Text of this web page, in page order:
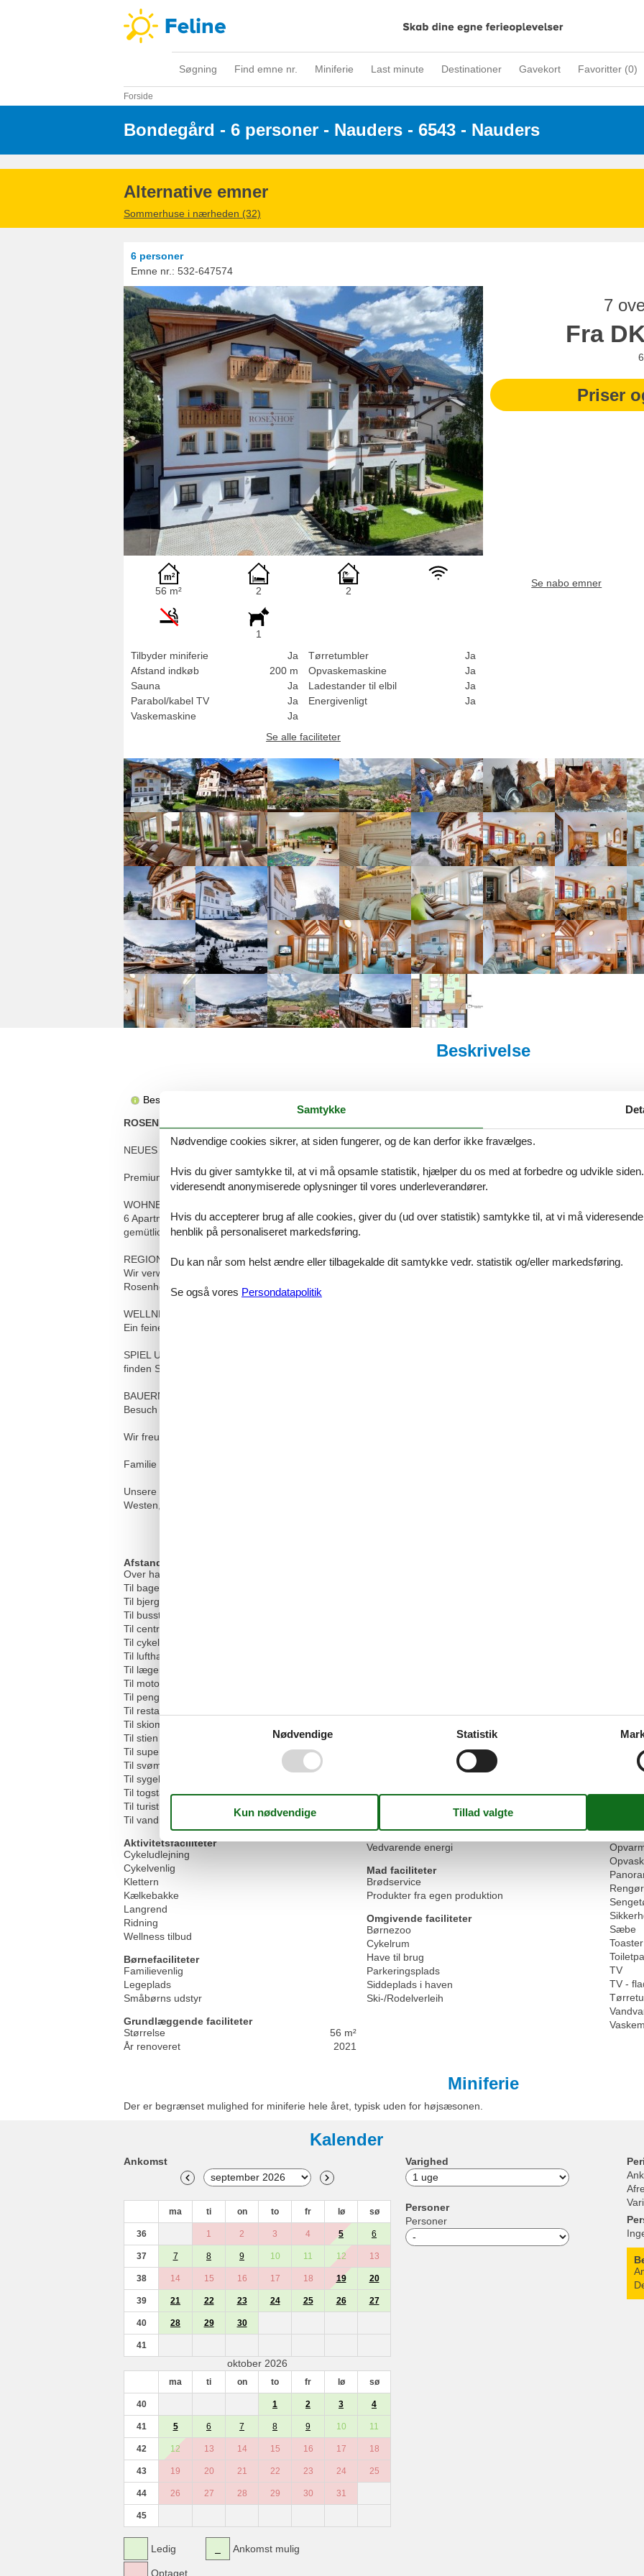
Søgning Find emne nr. Miniferie Last minute Destinationer Gavekort Favoritter (0)
Forside
Bondegård - 6 personer - Nauders - 6543 - Nauders
Alternative emner
Sommerhuse i nærheden (32)
6 personer
Emne nr.: 532-647574
7
Fra
6
Priser
56 m² 2 2
1
Tilbyder miniferie
Ja
Afstand indkøb
200 m
Sauna
Ja
Parabol/kabel TV
Ja
Vaskemaskine
Ja
Tørretumbler
Ja
Opvaskemaskine
Ja
Ladestander til elbil
Ja
Energivenligt
Ja
Se alle faciliteter
Se nabo emner
Beskrivelse
Beskrivelsen foreligger desværre ikke på Dansk. Se teksten på Tysk nedenfor, eller se den maskinoversatte
ROSENHOF Apartments & Wellness & Bauernhof, Ferienwohnung Edelweiss
NEUES URLAUBSGEFÜHL AM ROSENHOF seit Dezember 2021
Premium-Apartments & Landhaus Apartments & Erlebnisbauernhof & Wellness
WOHNEN:
6 Apartments strahlen seit Dezember 2021 im neuen Glanz mit wohnlichen Böden und Möblen aus heimischen
gemütlichen Landhausstil unter dem Fichtenholzdachstuhl zum Urlauben ein.
REGIONALER GENUSS:
Wir verwöhnen Sie vom einfachen Brötchenserive, über die Genussecke bis zum individuell befüllten
Rosenhof und Partnerbauernhöfen aus der Region.
WELLNESS:
Ein feiner Wohlfühlbereich mit Sauna, Infrarotkabine, Teebar, Panoramaruheraum mit Entspannungsliegen und
SPIEL UND SPASS UND RAUM FÜR GESELLIGKEIT
finden Sie im Spielzimmer, auf der Spielwiese und im Rosenhof-Stüberl.
BAUERNHOFERLEBNISSE für Groß und Klein:
Besuch der Kühe und Kälber im Stall, Kaninchen und Hühner füttern, die Katzen streicheln und im Sommer Pony
Wir freuen uns auf Sie.
Familie Elmar und Martina Monz
Unsere neuerbaute Ferienwohnung Edelweiss im Dachgeschoss ist gemütlich und komfortabel eingerichtet und
Westen, Osten und Süden und Rundumpanorama auf die Berge!
Afstande
Over havniveau
Til bageren
Til bjergbanen/svævebanen
Til busstoppestedet
Til centrum
Til cykelstien
Til lufthavnen
Til lægen
Til motorvejen
Til pengeautomaten/banken
Til restauranten
Til skiområdet
Til stien
1,5 km
Til supermarkedet
Til svømme-/sjovpoolen
Til sygehuset/klinikken
Til togstationen
42 km
Til turistinformationen
Til vandrestien
Aktivitetsfaciliteter
Cykeludlejning
Cykelvenlig
Klettern
Kælkebakke
Langrend
Ridning
Wellness tilbud
Børnefaciliteter
Familievenlig
Legeplads
Småbørns udstyr
Grundlæggende faciliteter
Størrelse
56 m²
År renoveret
2021
Skidepot
Vandrer venlig
Vedvarende energi
Mad faciliteter
Brødservice
Produkter fra egen produktion
Omgivende faciliteter
Børnezoo
Cykelrum
Have til brug
Parkeringsplads
Siddeplads i haven
Ski-/Rodelverleih
Ikke-
Kabel/
Sæbe
Toaster
TV
TV -
Miniferie
Der er begrænset mulighed for miniferie hele året, typisk uden for højsæsonen.
Kalender
Ankomst
ma ti on to fr lø sø
36 1 2 3 4 5 6
37 7 8 9 10 11 12 13
38 14 15 16 17 18 19 20
39 21 22 23 24 25 26 27
40 28 29 30
41
oktober 2026
ma ti on to fr lø sø
40 1 2 3 4
41 5 6 7 8 9 10 11
42 12 13 14 15 16 17 18
43 19 20 21 22 23 24 25
44 26 27 28 29 30 31
45
Ledig
Optaget
Ankomst mulig
Varighed
Personer
Personer
Samtykke
Nødvendige cookies sikrer, at siden fungerer, og de kan derfor ikke fravælges.
Hvis du giver samtykke til, at vi må opsamle statistik, hjælper du os med at forbedre og udvikle
videresendt anonymiserede oplysninger til vores underleverandører.
Hvis du accepterer brug af alle cookies, giver du (ud over statistik) samtykke til, at vi må
henblik på personaliseret markedsføring.
Du kan når som helst ændre eller tilbagekalde dit samtykke vedr. statistik og/eller markedsføring.
Se også vores Persondatapolitik
Nødvendige Statistik